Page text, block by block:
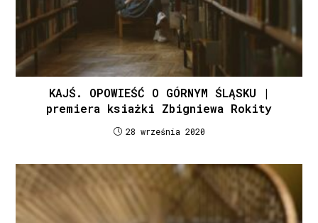
KAJŚ. OPOWIEŚĆ O GÓRNYM ŚLĄSKU |
premiera ksiażki Zbigniewa Rokity
28 września 2020